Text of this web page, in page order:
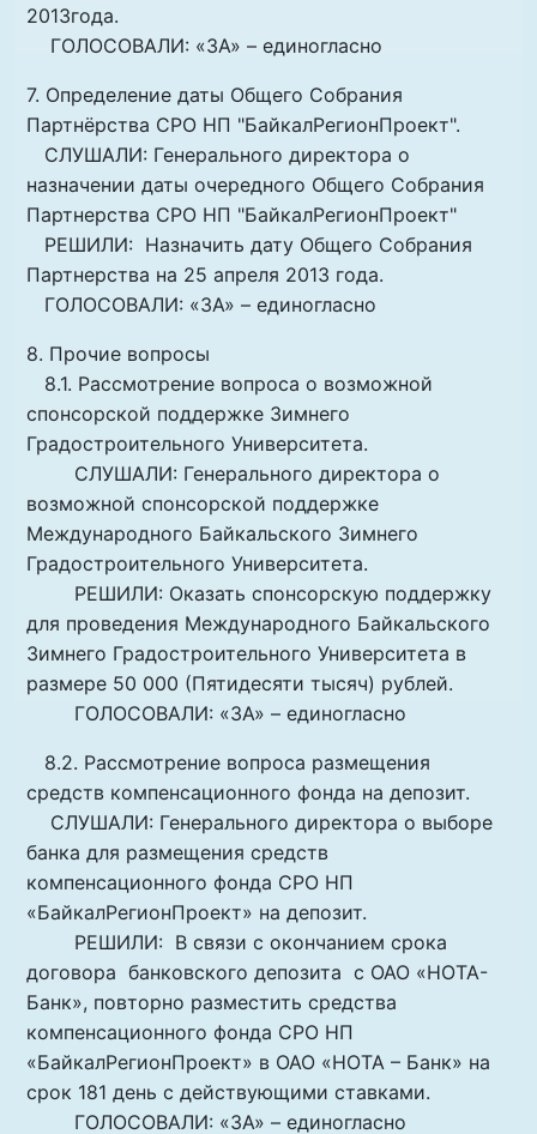
2013года.
ГОЛОСОВАЛИ: «ЗА» – единогласно
7. Определение даты Общего Собрания
Партнёрства СРО НП "БайкалРегионПроект".
СЛУШАЛИ: Генерального директора о
назначении даты очередного Общего Собрания
Партнерства СРО НП "БайкалРегионПроект"
РЕШИЛИ: Назначить дату Общего Собрания
Партнерства на 25 апреля 2013 года.
ГОЛОСОВАЛИ: «ЗА» – единогласно
8. Прочие вопросы
8.1. Рассмотрение вопроса о возможной
спонсорской поддержке Зимнего
Градостроительного Университета.
СЛУШАЛИ: Генерального директора о
возможной спонсорской поддержке
Международного Байкальского Зимнего
Градостроительного Университета.
РЕШИЛИ: Оказать спонсорскую поддержку
для проведения Международного Байкальского
Зимнего Градостроительного Университета в
размере 50 000 (Пятидесяти тысяч) рублей.
ГОЛОСОВАЛИ: «ЗА» – единогласно
8.2. Рассмотрение вопроса размещения
средств компенсационного фонда на депозит.
СЛУШАЛИ: Генерального директора о выборе
банка для размещения средств
компенсационного фонда СРО НП
«БайкалРегионПроект» на депозит.
РЕШИЛИ: В связи с окончанием срока
договора банковского депозита с ОАО «НОТА-
Банк», повторно разместить средства
компенсационного фонда СРО НП
«БайкалРегионПроект» в ОАО «НОТА – Банк» на
срок 181 день с действующими ставками.
ГОЛОСОВАЛИ: «ЗА» – единогласно